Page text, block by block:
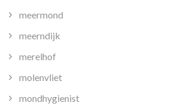
meermond
meerndijk
merelhof
molenvliet
mondhygienist